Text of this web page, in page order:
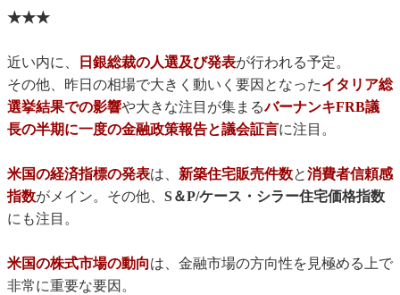
★★★
近い内に、 日銀総裁の人選及び発表が行われる予定。
その他、昨日の相場で大きく動いく要因となったイタリア総
選挙結果での影響や大きな注目が集まるバーナンキFRB議
長の半期に一度の金融政策報告と議会証言に注目。
米国の経済指標の発表は、 新築住宅販売件数と消費者信頼感
指数がメイン。その他、 S＆P/ケース・シラー住宅価格指数
にも注目。
米国の株式市場の動向は、金融市場の方向性を見極める上で
非常に重要な要因。